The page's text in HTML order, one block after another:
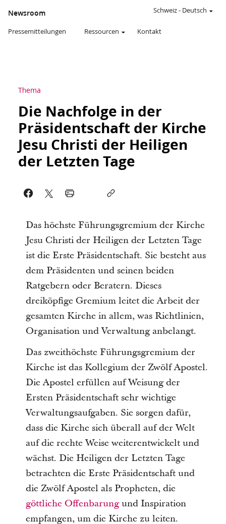
Newsroom
Pressemitteilungen Ressourcen Kontakt
Schweiz- Deutsch
Thema
Die Nachfolge in der
Präsidentschaft der Kirche
Jesu Christi der Heiligen
der Letzten Tage
Das höchste Führungsgremium der Kirche
Jesu Christi der Heiligen der Letzten Tage
ist die Erste Präsidentschaft. Sie besteht aus
dem Präsidenten und seinen beiden
Ratgebern oder Beratern. Dieses
dreiköpfige Gremium leitet die Arbeit der
gesamten Kirche in allem, was Richtlinien,
Organisation und Verwaltung anbelangt.
Das zweithöchste Führungsgremium der
Kirche ist das Kollegium der Zwölf Apostel.
Die Apostel erfüllen auf Weisung der
Ersten Präsidentschaft sehr wichtige
Verwaltungsaufgaben. Sie sorgen dafür,
dass die Kirche sich überall auf der Welt
auf die rechte Weise weiterentwickelt und
wächst. Die Heiligen der Letzten Tage
betrachten die Erste Präsidentschaft und
die Zwölf Apostel als Propheten, die
göttliche Offenbarungund Inspiration
empfangen, um die Kirche zu leiten.